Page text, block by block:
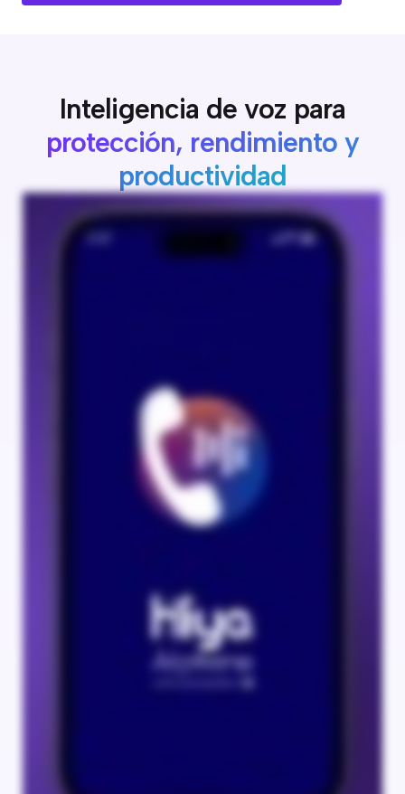
Inteligencia de voz para
protección, rendimiento y
productividad